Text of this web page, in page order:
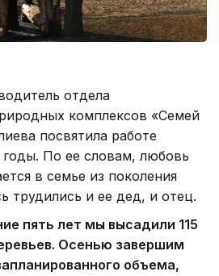
отдела
комплексов «Семей
посвятила работе
годы. По ее словам, любовь
в семье из поколения
трудились и ее дед, и отец.
пять лет мы высадили 115
Осенью завершим
объема,